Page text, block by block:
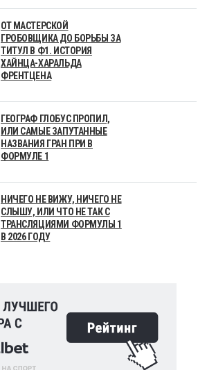
ОТ МАСТЕРСКОЙ
ГРОБОВЩИКА ДО БОРЬБЫ ЗА
ТИТУЛ В Ф1. ИСТОРИЯ
ХАЙНЦА-ХАРАЛЬДА
ФРЕНТЦЕНА
ГЕОГРАФ ГЛОБУС ПРОПИЛ,
ИЛИ САМЫЕ ЗАПУТАННЫЕ
НАЗВАНИЯ ГРАН ПРИ В
ФОРМУЛЕ 1
НИЧЕГО НЕ ВИЖУ, НИЧЕГО НЕ
СЛЫШУ, ИЛИ ЧТО НЕ ТАК С
ТРАНСЛЯЦИЯМИ ФОРМУЛЫ 1
В 2026 ГОДУ